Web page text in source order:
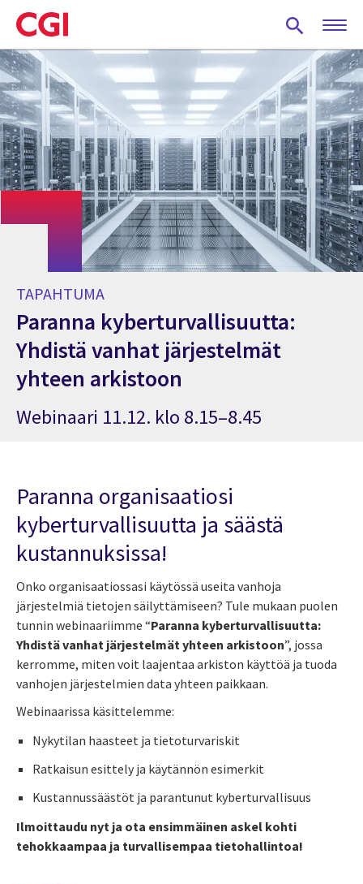
Skip
to
main
content
TAPAHTUMA
Paranna kyberturvallisuutta:
Yhdistä vanhat järjestelmät
yhteen arkistoon
Webinaari 11.12. klo 8.15–8.45
Paranna organisaatiosi
kyberturvallisuutta ja säästä
kustannuksissa!
Onko organisaatiossasi käytössä useita vanhoja
järjestelmiä tietojen säilyttämiseen? Tule mukaan puolen
tunnin webinaariimme “Paranna kyberturvallisuutta:
Yhdistä vanhat järjestelmät yhteen arkistoon”, jossa
kerromme, miten voit laajentaa arkiston käyttöä ja tuoda
vanhojen järjestelmien data yhteen paikkaan.
Webinaarissa käsittelemme:
Nykytilan haasteet ja tietoturvariskit
Ratkaisun esittely ja käytännön esimerkit
Kustannussäästöt ja parantunut kyberturvallisuus
Ilmoittaudu nyt ja ota ensimmäinen askel kohti
tehokkaampaa ja turvallisempaa tietohallintoa!